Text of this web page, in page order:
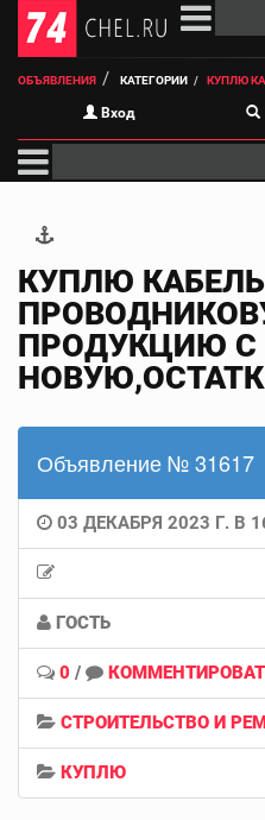
ОБЪЯВЛЕНИЯ КАТЕГОРИИ КУПЛЮ
Вход
КУПЛЮ
ПРОДУКЦИЮ С
Объявление № 31617
03 ДЕКАБРЯ 2023 Г. В
ГОСТЬ
0 /
СТРОИТЕЛЬСТВО И
КУПЛЮ